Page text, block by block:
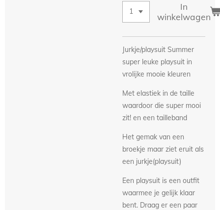
In
winkelwagen
Jurkje/playsuit Summer
super leuke playsuit in
vrolijke mooie kleuren
Met elastiek in de taille
waardoor die super mooi
zit! en een tailleband
Het gemak van een
broekje maar ziet eruit als
een jurkje(playsuit)
Een playsuit is een outfit
waarmee je gelijk klaar
bent. Draag er een paar